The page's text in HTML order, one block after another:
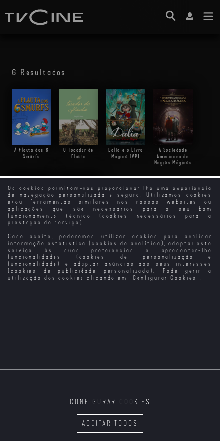
Os cookies permitem-nos proporcionar lhe uma experiência
de navegação personalizada e segura. Utilizamos cookies
e/ou ferramentas similares nos nossos websites ou
aplicações que são necessários para o seu bom
funcionamento técnico (cookies necessários para a
prestação de serviço).
Caso aceite, poderemos utilizar cookies para analisar
informação estatística (cookies de analítica), adaptar este
serviço às suas preferências e apresentar-lhe
funcionalidades (cookies de personalização e
funcionalidade) e adaptar anúncios aos seus interesses
(cookies de publicidade personalizada). Pode gerir a
utilização dos cookies clicando em " Configurar Cookies ".
ACEITAR TODOS
CONFIGURAR COOKIES
6 Resultados
A Flauta dos 6
Smurfs
O Tocador de
Flauta
Dalia e o Livro
Mágico (VP)
A Sociedade
Americana de
Negros Mágicos
Tony, Shelly e a
Magia do Natal
(VP)
A Escola dos
Animais
Mágicos 3 (VP)